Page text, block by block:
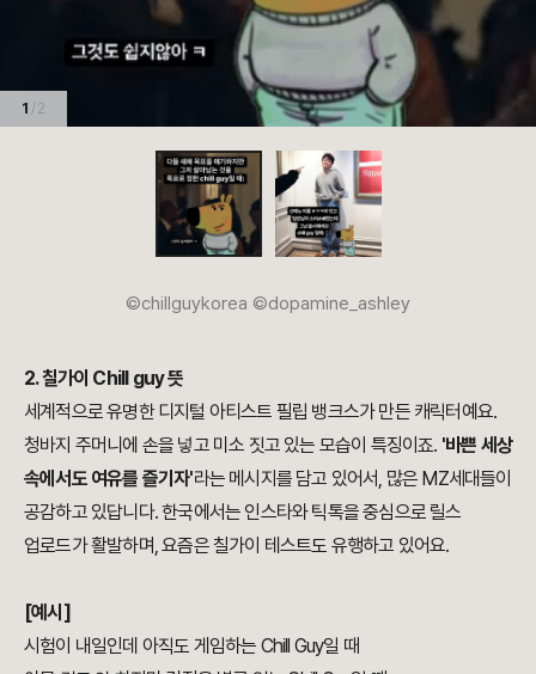
1 / 2
©chillguykorea ©dopamine_ashley
2. 칠가이 Chill guy 뜻
세계적으로 유명한 디지털 아티스트 필립 뱅크스가 만든 캐릭터예요.
청바지 주머니에 손을 넣고 미소 짓고 있는 모습이 특징이죠. '바쁜 세상
속에서도 여유를 즐기자'라는 메시지를 담고 있어서, 많은 MZ세대들이
공감하고 있답니다. 한국에서는 인스타와 틱톡을 중심으로 릴스
업로드가 활발하며, 요즘은 칠가이 테스트도 유행하고 있어요.
[예시]
시험이 내일인데 아직도 게임하는 Chill Guy일 때